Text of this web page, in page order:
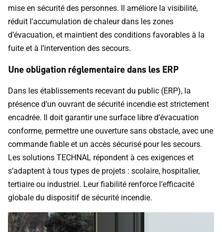
mise en sécurité des personnes. Il améliore la visibilité,
réduit l'accumulation de chaleur dans les zones
d’évacuation, et maintient des conditions favorables à la
fuite et à l’intervention des secours.
Une obligation réglementaire dans les ERP
Dans les établissements recevant du public (ERP), la
présence d’un ouvrant de sécurité incendie est strictement
encadrée. Il doit garantir une surface libre d’évacuation
conforme, permettre une ouverture sans obstacle, avec une
commande fiable et un accès sécurisé pour les secours.
Les solutions TECHNAL répondent à ces exigences et
s’adaptent à tous types de projets : scolaire, hospitalier,
tertiaire ou industriel. Leur fiabilité renforce l’efficacité
globale du dispositif de sécurité incendie.